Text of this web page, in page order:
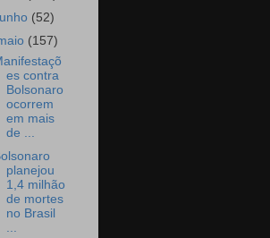
(52)
(157)
es contra
Bolsonaro
ocorrem
em mais
de ...
planejou
1,4 milhão
de mortes
no Brasil
...